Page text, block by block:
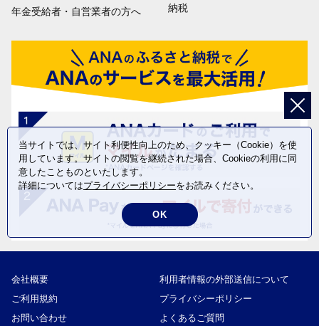
年金受給者・自営業者の方へ
納税
会社概要
利用者情報の外部送信について
ご利用規約
プライバシーポリシー
お問い合わせ
よくあるご質問
当サイトでは、サイト利便性向上のため、クッキー（Cookie）を使
用しています。サイトの閲覧を継続された場合、Cookieの利用に同
意したことものといたします。
詳細についてはプライバシーポリシーをお読みください。
OK